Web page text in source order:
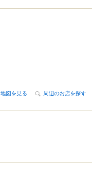
図を見る 周辺のお店を探す